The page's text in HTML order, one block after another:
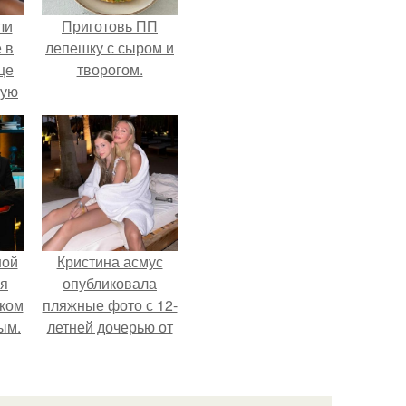
в
Приготовь ПП
лепешку с сыром и
творогом.
Кристина асмус
опубликовала
пляжные фото с 12-
летней дочерью от